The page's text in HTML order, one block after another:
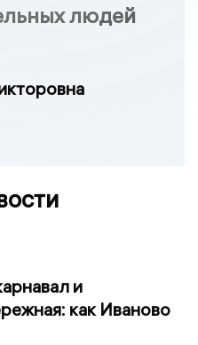
людей
и
как Иваново